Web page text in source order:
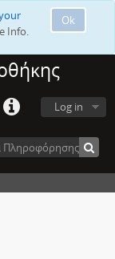
Ok
Info.
Log in